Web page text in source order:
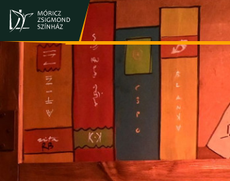
JEGY- ÉS BÉRLETVÁSÁRLÁS